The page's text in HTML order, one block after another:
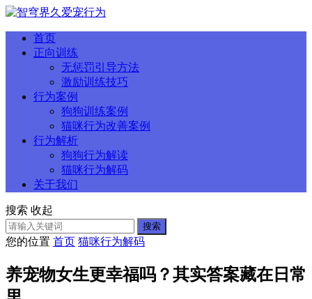
首页
正向训练
无惩罚引导方法
激励训练技巧
行为案例
狗狗训练案例
猫咪行为改善案例
行为解析
狗狗行为解读
猫咪行为解码
关于我们
搜索 收起
搜索
您的位置 首页 猫咪行为解码
养宠物女生更幸福吗？其实答案藏在日常